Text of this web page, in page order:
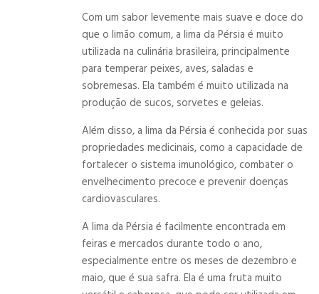
Com um sabor levemente mais suave e doce do
que o limão comum, a lima da Pérsia é muito
utilizada na culinária brasileira, principalmente
para temperar peixes, aves, saladas e
sobremesas. Ela também é muito utilizada na
produção de sucos, sorvetes e geleias.
Além disso, a lima da Pérsia é conhecida por suas
propriedades medicinais, como a capacidade de
fortalecer o sistema imunológico, combater o
envelhecimento precoce e prevenir doenças
cardiovasculares.
A lima da Pérsia é facilmente encontrada em
feiras e mercados durante todo o ano,
especialmente entre os meses de dezembro e
maio, que é sua safra. Ela é uma fruta muito